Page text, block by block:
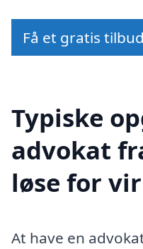
Få et gratis
Typiske
advokat
løse for
At have en